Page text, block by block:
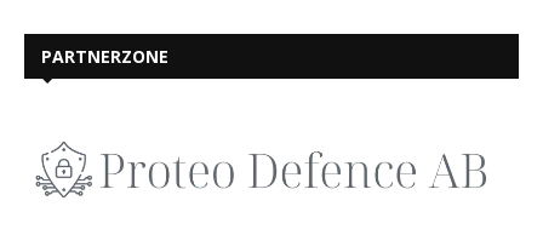
PARTNERZONE